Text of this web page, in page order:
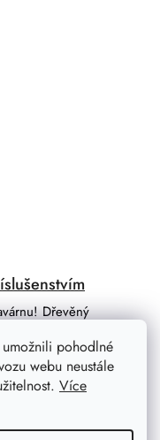
pohodlné
webu neustále
Více
Dřevěný
dospělé. Díky